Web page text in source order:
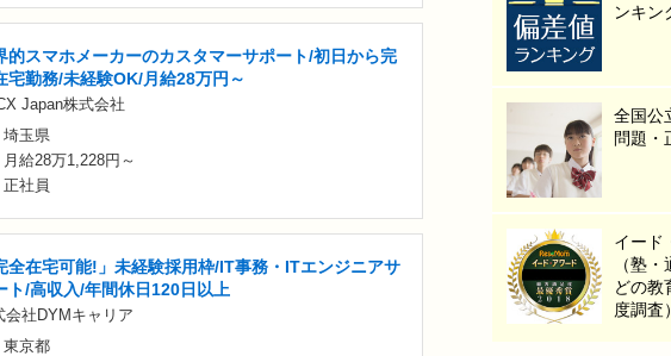
的スマホメーカーのカスタマーサポート/初日から完
宅勤務/未経験OK/月給28万円～
Japan株式会社
埼玉県
月給28万1,228円～
正社員
全在宅可能!」未経験採用枠/IT事務・ITエンジニアサ
ト/高収入/年間休日120日以上
会社DYMキャリア
東京都
ンキン
全国公
問題・
イード
（塾
どの教
度調査）